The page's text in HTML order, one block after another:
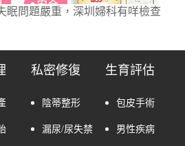
眠問題嚴重，深圳婦科有咩檢查
私密修復
陰蒂整形
漏尿/尿失禁
生育評估
包皮手術
男性疾病